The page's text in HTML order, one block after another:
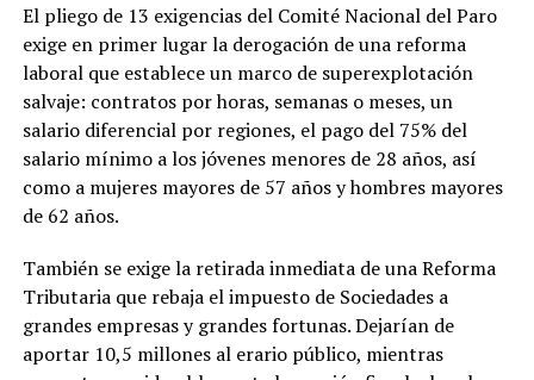
El pliego de 13 exigencias del Comité Nacional del Paro
exige en primer lugar la derogación de una reforma
laboral que establece un marco de superexplotación
salvaje: contratos por horas, semanas o meses, un
salario diferencial por regiones, el pago del 75% del
salario mínimo a los jóvenes menores de 28 años, así
como a mujeres mayores de 57 años y hombres mayores
de 62 años.
También se exige la retirada inmediata de una Reforma
Tributaria que rebaja el impuesto de Sociedades a
grandes empresas y grandes fortunas. Dejarían de
aportar 10,5 millones al erario público, mientras